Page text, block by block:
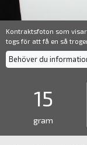
Kontraktsfoton som
togs för att få en så
Behöver du
15
gram